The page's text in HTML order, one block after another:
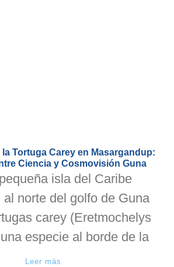
Tortuga Carey en Masargandup:
Ciencia y Cosmovisión Guna
isla del Caribe
al norte del golfo de Guna
carey (Eretmochelys
especie al borde de la
Leer más